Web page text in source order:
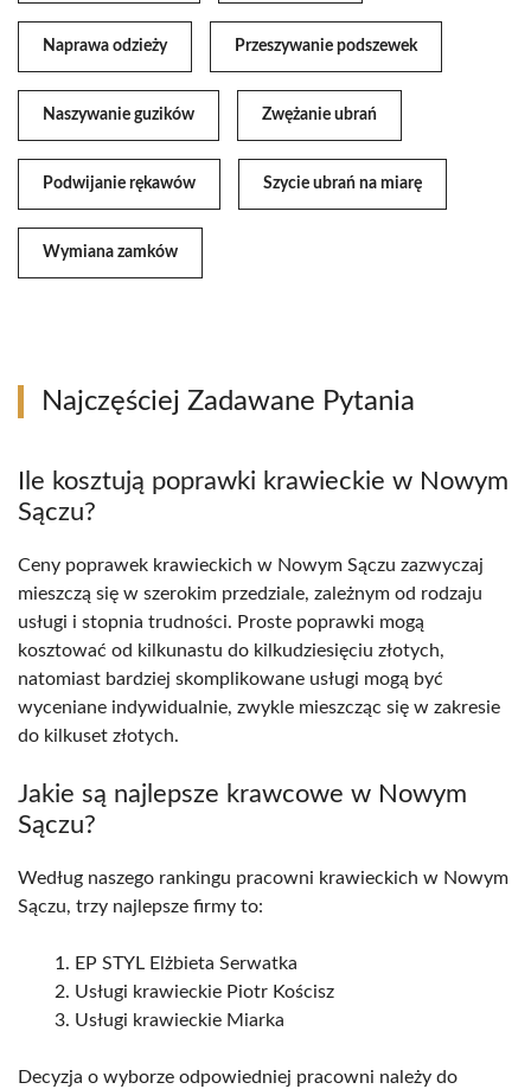
Naprawa odzieży Przeszywanie podszewek
Naszywanie guzików Zwężanie ubrań
Podwijanie rękawów Szycie ubrań na miarę
Wymiana zamków
Najczęściej Zadawane Pytania
Ile kosztują poprawki krawieckie w Nowym
Sączu?
Ceny poprawek krawieckich w Nowym Sączu zazwyczaj
mieszczą się w szerokim przedziale, zależnym od rodzaju
usługi i stopnia trudności. Proste poprawki mogą
kosztować od kilkunastu do kilkudziesięciu złotych,
natomiast bardziej skomplikowane usługi mogą być
wyceniane indywidualnie, zwykle mieszcząc się w zakresie
do kilkuset złotych.
Jakie są najlepsze krawcowe w Nowym
Sączu?
Według naszego rankingu pracowni krawieckich w Nowym
Sączu, trzy najlepsze firmy to:
EP STYL Elżbieta Serwatka
Usługi krawieckie Piotr Kościsz
Usługi krawieckie Miarka
Decyzja o wyborze odpowiedniej pracowni należy do